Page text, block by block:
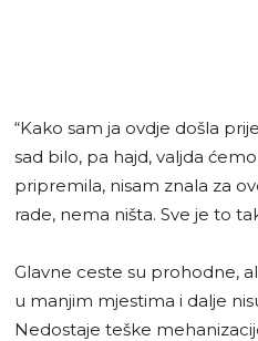
“Kako sam ja ovdje došla
sad bilo, pa hajd, valjda
pripremila, nisam znala za
rade, nema ništa. Sve je to
Glavne ceste su prohodne,
u manjim mjestima i dalje
Nedostaje teške